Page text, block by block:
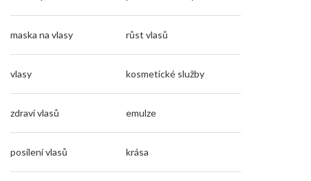
maska na vlasy růst vlasů
vlasy kosmetické služby
zdraví vlasů emulze
posílení vlasů krása